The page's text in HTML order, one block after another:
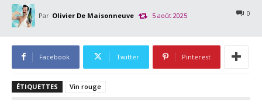
Par Olivier De Maisonneuve 0
5 août 2025
Facebook Twitter Pinterest
ÉTIQUETTES Vin rouge